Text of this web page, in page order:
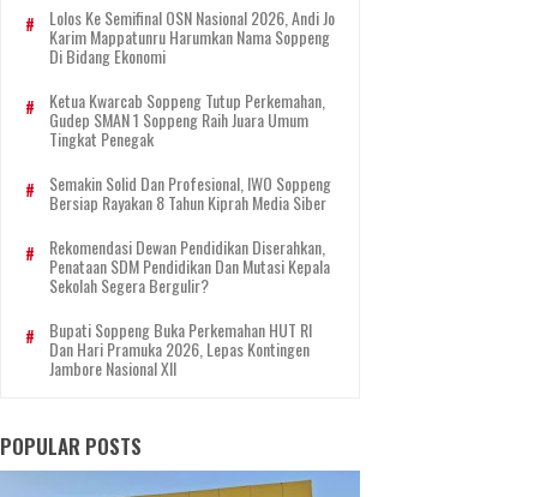
Lolos Ke Semifinal OSN Nasional 2026, Andi Jo
Karim Mappatunru Harumkan Nama Soppeng
Di Bidang Ekonomi
Ketua Kwarcab Soppeng Tutup Perkemahan,
Gudep SMAN 1 Soppeng Raih Juara Umum
Tingkat Penegak
Semakin Solid Dan Profesional, IWO Soppeng
Bersiap Rayakan 8 Tahun Kiprah Media Siber
Rekomendasi Dewan Pendidikan Diserahkan,
Penataan SDM Pendidikan Dan Mutasi Kepala
Sekolah Segera Bergulir?
Bupati Soppeng Buka Perkemahan HUT RI
Dan Hari Pramuka 2026, Lepas Kontingen
Jambore Nasional XII
POPULAR POSTS